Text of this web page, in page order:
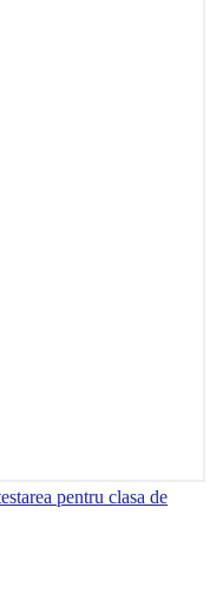
pentru clasa de